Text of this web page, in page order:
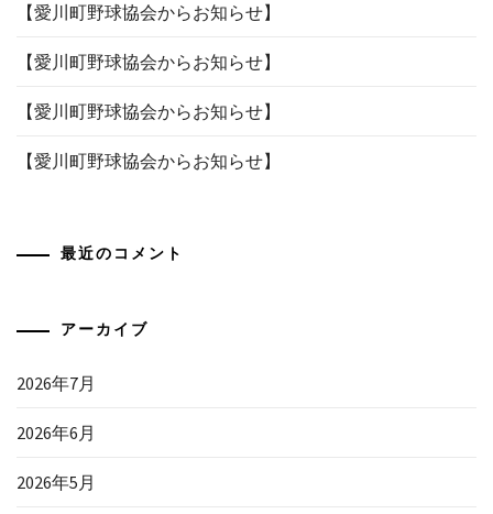
【愛川町野球協会からお知らせ】
【愛川町野球協会からお知らせ】
【愛川町野球協会からお知らせ】
【愛川町野球協会からお知らせ】
最近のコメント
アーカイブ
2026年7月
2026年6月
2026年5月